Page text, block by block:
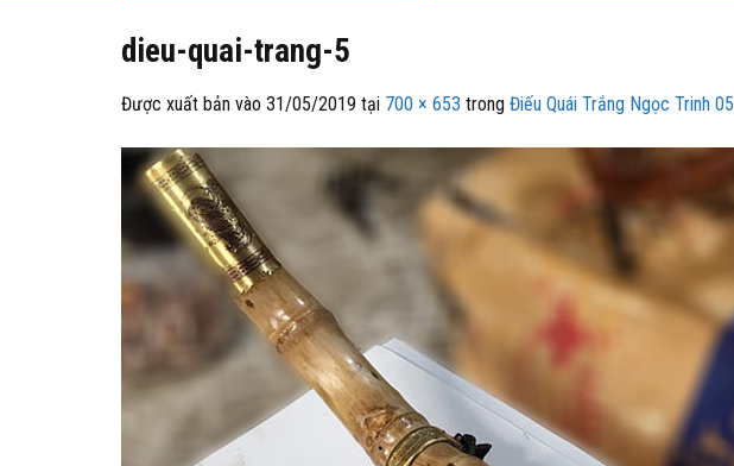
dieu-quai-trang-5
Được xuất bản vào 31/05/2019 tại 700 × 653 trong Điếu Quái Trắng Ngọc Trinh 05